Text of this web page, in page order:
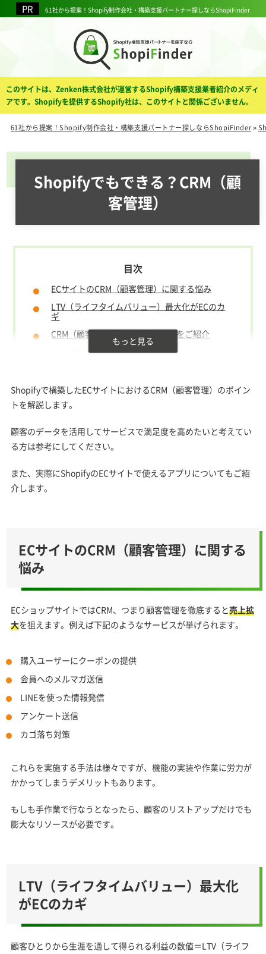
61社から提案！Shopify制作会社・構築支援パートナー探しならShopiFinder
このサイトは、Zenken株式会社が運営するShopify構築支援業者紹介のメディ
アです。Shopifyを提供するShopify社は、このサイトと関係ございません。
61社から提案！Shopify制作会社・構築支援パートナー探しならShopiFinder»
Shopifyでもできる？CRM（顧
客管理）
ECサイトのCRM（顧客管理）に関する悩み
LTV（ライフタイムバリュー）最大化がECのカ
ギ
CRM（顧客管理）に役立つアプリをご紹介
HubSpot CRM
Easy Tagging
Klaviyo: Email Marketing & SMS
Zendesk
まとめ
Shopifyで構築したECサイトにおけるCRM（顧客管理）のポイン
トを解説します。
顧客のデータを活用してサービスで満足度を高めたいと考えてい
る方は参考にしてください。
また、実際にShopifyのECサイトで使えるアプリについてもご紹
介します。
ECサイトのCRM（顧客管理）に関する
悩み
ECショップサイトではCRM、つまり顧客管理を徹底すると売上拡
大を狙えます。例えば下記のようなサービスが挙げられます。
購入ユーザーにクーポンの提供
会員へのメルマガ送信
LINEを使った情報発信
アンケート送信
カゴ落ち対策
これらを実施する手法は様々ですが、機能の実装や作業に労力が
かかってしまうデメリットもあります。
もしも手作業で行なうとなったら、顧客のリストアップだけでも
膨大なリソースが必要です。
LTV（ライフタイムバリュー）最大化
がECのカギ
顧客ひとりから生涯を通して得られる利益の数値＝LTV（ライフ